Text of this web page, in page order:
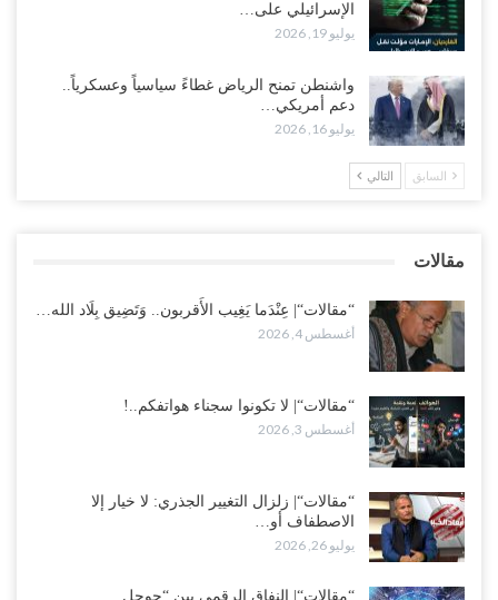
مع اختفاء وزيرة واستقالة آخر وصراع على السفارات.. أزمة المحاصصة
تعصف بحكومة عدن..!
عقب محاولة انسحابه من مطارح الريان.. المخابرات السعودية تصفي أبرز
مساعدي الحجوري..!
أغسطس 1, 2026
أغسطس 1, 2026
الإسرائيلي على…
يوليو 19, 2026
واشنطن تمنح الرياض غطاءً سياسياً وعسكرياً..
دعم أمريكي…
يوليو 16, 2026
السابق التالي
مقالات
“مقالات“| عِنْدَما يَغِيب الأَقربون.. وَتَضِيق بِلَاد الله…
أغسطس 4, 2026
“مقالات“| لا تكونوا سجناء هواتفكم..!
أغسطس 3, 2026
“مقالات“| زلزال التغيير الجذري: لا خيار إلا
الاصطفاف أو…
يوليو 26, 2026
“مقالات“| النفاق الرقمي بين “جوجل